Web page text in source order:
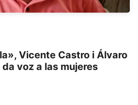
Vicente Castro i Álvaro
voz a las mujeres